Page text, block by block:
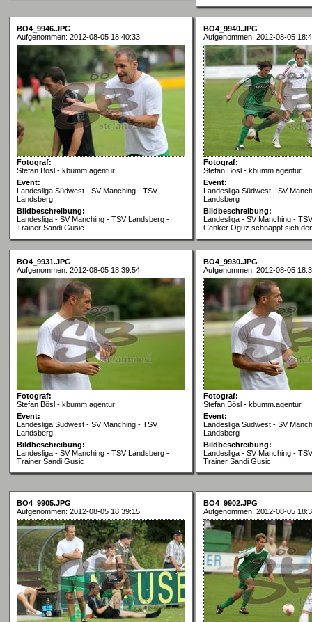
BO4_9946.JPG
Aufgenommen: 2012-08-05 18:40:33
Fotograf:
Stefan Bösl - kbumm.agentur
Event:
Landesliga Südwest - SV Manching - TSV
Landsberg
Bildbeschreibung:
Landesliga - SV Manching - TSV Landsberg -
Trainer Sandi Gusic
BO4_9940.JPG
Aufgenommen: 2012-08-05
Fotograf:
Stefan Bösl - kbumm.agentur
Event:
Landesliga Südwest - SV
Landsberg
Bildbeschreibung:
Landesliga - SV Manching -
Cenker Oguz schnappt sich
BO4_9931.JPG
Aufgenommen: 2012-08-05 18:39:54
Fotograf:
Stefan Bösl - kbumm.agentur
Event:
Landesliga Südwest - SV Manching - TSV
Landsberg
Bildbeschreibung:
Landesliga - SV Manching - TSV Landsberg -
Trainer Sandi Gusic
BO4_9930.JPG
Aufgenommen: 2012-08-05
Fotograf:
Stefan Bösl - kbumm.agentur
Event:
Landesliga Südwest - SV
Landsberg
Bildbeschreibung:
Landesliga - SV Manching -
Trainer Sandi Gusic
BO4_9905.JPG
Aufgenommen: 2012-08-05 18:39:15
BO4_9902.JPG
Aufgenommen: 2012-08-05